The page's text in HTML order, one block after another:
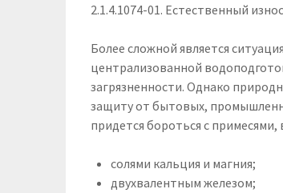
2.1.4.1074-01. Естественный
Более сложной является
централизованной
загрязненности. Однако
защиту от бытовых,
придется бороться с
солями кальция и магния;
двухвалентным железом;